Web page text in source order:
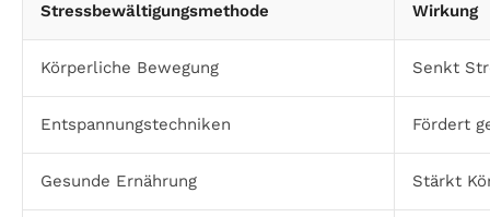
Stressbewältigungsmethode Wirkung
Körperliche Bewegung Senkt
Entspannungstechniken Fördert
Gesunde Ernährung Stärkt